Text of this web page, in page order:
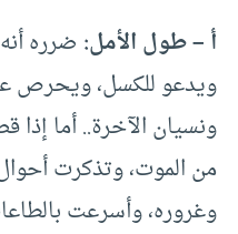
أ – طول الأمل: ضرره
ويدعو للكسل، ويحرص
ونسيان الآخرة.. أما
من الموت، وتذكرت
وغروره، وأسرعت